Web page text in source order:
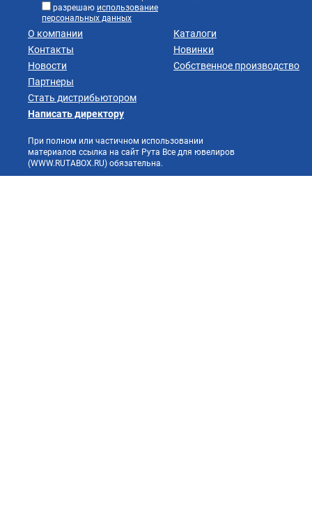
разрешаю использование
персональных данных
О компании
Контакты
Новости
Партнеры
Стать дистрибьютором
Каталоги
Новинки
Собственное производство
Написать директору
При полном или частичном использовании
материалов ссылка на сайт Рута Все для ювелиров
(WWW.RUTABOX.RU) обязательна.